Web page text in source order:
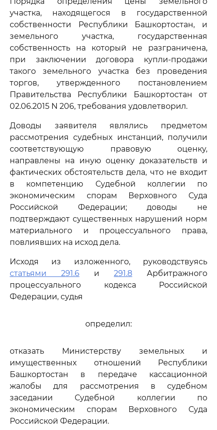
участка, находящегося в государственной
собственности Республики Башкортостан, и
земельного участка, государственная
собственность на который не разграничена,
при заключении договора купли-продажи
такого земельного участка без проведения
торгов, утвержденного постановлением
Правительства Республики Башкортостан от
02.06.2015 N 206, требования удовлетворил.
Доводы заявителя являлись предметом
рассмотрения судебных инстанций, получили
соответствующую правовую оценку,
направлены на иную оценку доказательств и
фактических обстоятельств дела, что не входит
в компетенцию Судебной коллегии по
экономическим спорам Верховного Суда
Российской Федерации; доводы не
подтверждают существенных нарушений норм
материального и процессуального права,
повлиявших на исход дела.
Исходя из изложенного, руководствуясь
статьями 291.6 и 291.8 Арбитражного
процессуального кодекса Российской
Федерации, судья
определил:
отказать Министерству земельных и
имущественных отношений Республики
Башкортостан в передаче кассационной
жалобы для рассмотрения в судебном
заседании Судебной коллегии по
экономическим спорам Верховного Суда
Российской Федерации.